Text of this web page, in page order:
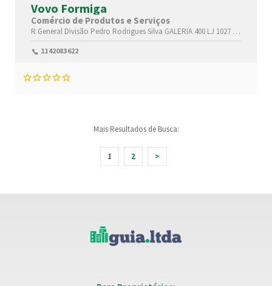
Vovo Formiga
Comércio de Produtos e Serviços
R General Divisão Pedro Rodrigues Silva GALERIA 400 LJ 1027 ,Nova -
1142083622
Mais Resultados de Busca:
1 2 >